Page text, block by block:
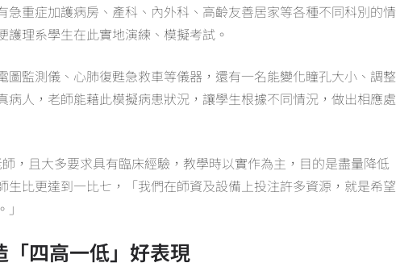
急重症加護病房、產科、內外科、高齡友善居家等各種不同科別的情
理系學生在此實地演練、模擬考試。
圖監測儀、心肺復甦急救車等儀器，還有一名能變化瞳孔大小、調整
病人，老師能藉此模擬病患狀況，讓學生根據不同情況，做出相應處
，且大多要求具有臨床經驗，教學時以實作為主，目的是盡量降低
生比更達到一比七，「我們在師資及設備上投注許多資源，就是希望
「四高一低」好表現